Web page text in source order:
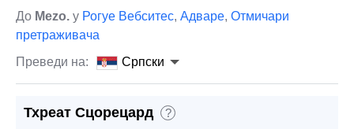
До Mezo. у Рогуе Вебситес, Адваре, Отмичари
претраживача
Преведи на:
Српски
Тхреат Сцорецард ?